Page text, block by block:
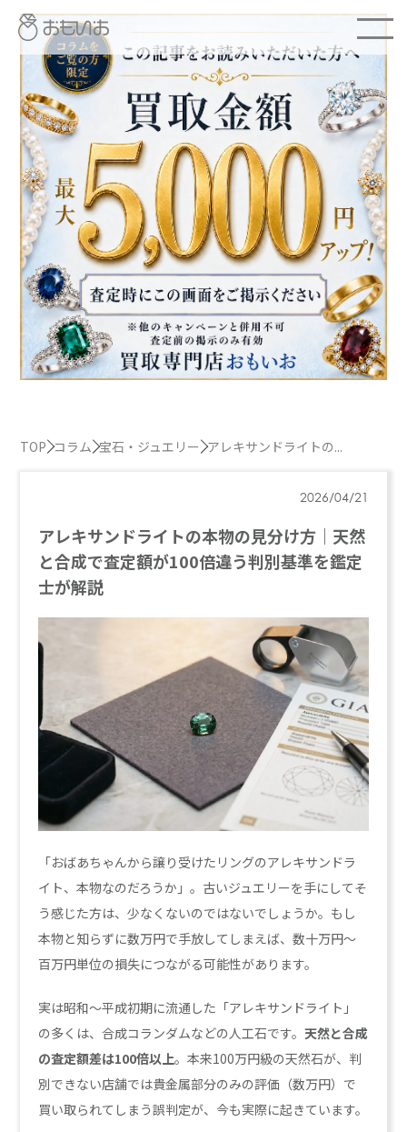
TOP コラム 宝石・ジュエリー アレキサンドライトの...
2026/04/21
アレキサンドライトの本物の見分け方｜天然
と合成で査定額が100倍違う判別基準を鑑定
士が解説
「おばあちゃんから譲り受けたリングのアレキサンドラ
イト、本物なのだろうか」。古いジュエリーを手にしてそ
う感じた方は、少なくないのではないでしょうか。もし
本物と知らずに数万円で手放してしまえば、数十万円〜
百万円単位の損失につながる可能性があります。
実は昭和〜平成初期に流通した「アレキサンドライト」
の多くは、合成コランダムなどの人工石です。天然と合成
の査定額差は100倍以上。本来100万円級の天然石が、判
別できない店舗では貴金属部分のみの評価（数万円）で
買い取られてしまう誤判定が、今も実際に起きています。